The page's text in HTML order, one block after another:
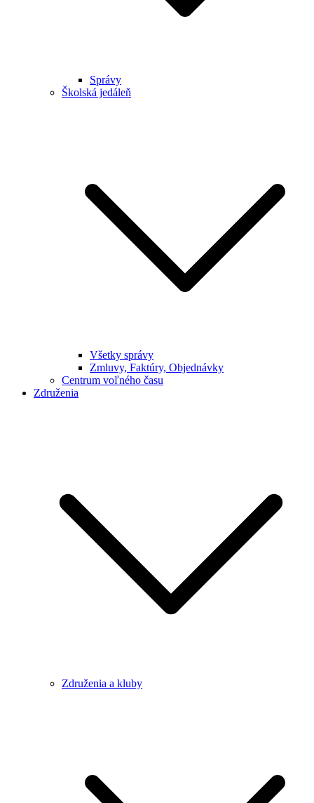
Správy
Školská jedáleň
Všetky správy
Zmluvy, Faktúry, Objednávky
Centrum voľného času
Združenia
Združenia a kluby